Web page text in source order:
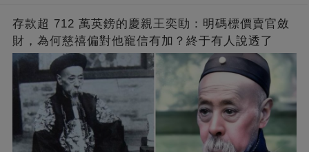
存款超 712 萬英鎊的慶親王奕劻：明碼標價賣官斂
財，為何慈禧偏對他寵信有加？終于有人說透了